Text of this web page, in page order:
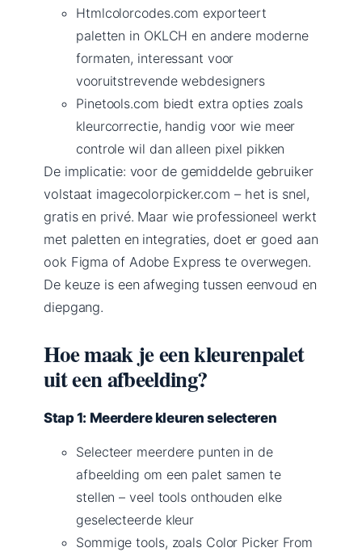
Htmlcolorcodes.com exporteert
paletten in OKLCH en andere moderne
formaten, interessant voor
vooruitstrevende webdesigners
Pinetools.com biedt extra opties zoals
kleurcorrectie, handig voor wie meer
controle wil dan alleen pixel pikken
De implicatie: voor de gemiddelde gebruiker
volstaat imagecolorpicker.com – het is snel,
gratis en privé. Maar wie professioneel werkt
met paletten en integraties, doet er goed aan
ook Figma of Adobe Express te overwegen.
De keuze is een afweging tussen eenvoud en
diepgang.
Hoe maak je een kleurenpalet
uit een afbeelding?
Stap 1: Meerdere kleuren selecteren
Selecteer meerdere punten in de
afbeelding om een palet samen te
stellen – veel tools onthouden elke
geselecteerde kleur
Sommige tools, zoals Color Picker From